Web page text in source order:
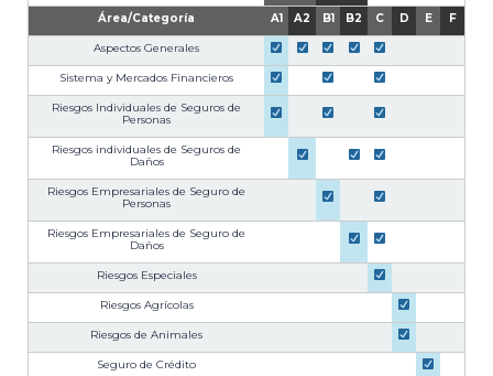
Área/Categoría A1 A2 B1 B2 C D E F
Aspectos Generales
Sistema y Mercados Financieros
Riesgos Individuales de Seguros de
Personas
Riesgos individuales de Seguros de
Daños
Riesgos Empresariales de Seguro de
Personas
Riesgos Empresariales de Seguro de
Daños
Riesgos Especiales
Riesgos Agrícolas
Riesgos de Animales
Seguro de Crédito